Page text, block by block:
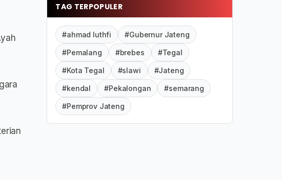
TAG TERPOPULER
#ahmad luthfi #Gubernur Jateng
#Pemalang #brebes #Tegal
#Kota Tegal #slawi #Jateng
#kendal #Pekalongan #semarang
#Pemprov Jateng